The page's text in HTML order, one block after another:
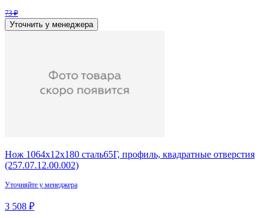
73 ₽
Уточнить у менеджера
Нож 1064х12х180 сталь65Г, профиль, квадратные отверстия
(257.07.12.00.002)
Уточняйте у менеджера
3 508 ₽